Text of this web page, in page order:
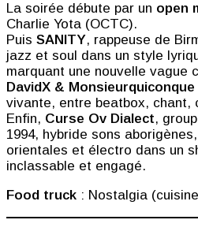
La soirée débute par un open
Charlie Yota (OCTC).
Puis SANITY, rappeuse de
jazz et soul dans un style
marquant une nouvelle vague
DavidX & Monsieurquiconque
vivante, entre beatbox, chant,
Enfin, Curse Ov Dialect,
1994, hybride sons
orientales et électro dans un
inclassable et engagé.
Food truck : Nostalgia